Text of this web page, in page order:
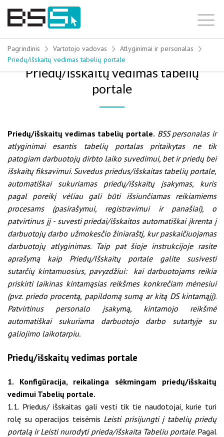
Skip
Pagrindinis Vartotojo vadovas
Atlyginimai ir personalas
Priedų/išskaitų vedimas tabelių portale
Priedų/išskaitų vedimas tabelių
portale
Priedų/išskaitų vedimas tabelių portale. BSS personalas ir
atlyginimai esantis tabelių portalas pritaikytas ne tik
patogiam darbuotojų dirbto laiko suvedimui, bet ir priedų bei
išskaitų fiksavimui. Suvedus priedus/išskaitas tabelių portale,
automatiškai sukuriamas priedų/išskaitų įsakymas, kuris
pagal poreikį vėliau gali būti išsiunčiamas reikiamiems
procesams (pasirašymui, registravimui ir panašiai), o
patvirtinus jį - suvesti priedai/išskaitos automatiškai įkrenta į
darbuotojų darbo užmokesčio žiniaraštį, kur paskaičiuojamas
darbuotojų atlyginimas. Taip pat šioje instrukcijoje rasite
aprašymą kaip Priedų/Išskaitų portale galite susivesti
sutarčių kintamuosius, pavyzdžiui: kai darbuotojams reikia
priskirti laikinas kintamąsias reikšmes konkrečiam mėnesiui
(pvz. priedo procentą, papildomą sumą ar kitą DS kintamąjį).
Patvirtinus personalo įsakymą, kintamojo reikšmė
automatiškai sukuriama darbuotojo darbo sutartyje su
galiojimo laikotarpiu.
Priedų/išskaitų vedimas portale
1. Konfigūracija, reikalinga sėkmingam priedų/išskaitų
vedimui Tabelių portale.
1.1. Priedus/ išskaitas gali vesti tik tie naudotojai, kurie turi
rolę su operacijos teisėmis Leisti prisijungti į tabelių priedų
portalą ir Leisti nurodyti prieda/išskaita Tabeliu portale. Pagal